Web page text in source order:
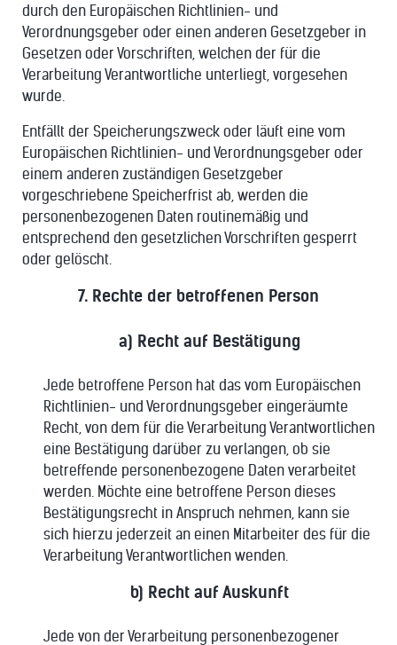
durch den Europäischen Richtlinien- und
Verordnungsgeber oder einen anderen Gesetzgeber in
Gesetzen oder Vorschriften, welchen der für die
Verarbeitung Verantwortliche unterliegt, vorgesehen
wurde.
Entfällt der Speicherungszweck oder läuft eine vom
Europäischen Richtlinien- und Verordnungsgeber oder
einem anderen zuständigen Gesetzgeber
vorgeschriebene Speicherfrist ab, werden die
personenbezogenen Daten routinemäßig und
entsprechend den gesetzlichen Vorschriften gesperrt
oder gelöscht.
7. Rechte der betroffenen Person
a) Recht auf Bestätigung
Jede betroffene Person hat das vom Europäischen
Richtlinien- und Verordnungsgeber eingeräumte
Recht, von dem für die Verarbeitung Verantwortlichen
eine Bestätigung darüber zu verlangen, ob sie
betreffende personenbezogene Daten verarbeitet
werden. Möchte eine betroffene Person dieses
Bestätigungsrecht in Anspruch nehmen, kann sie
sich hierzu jederzeit an einen Mitarbeiter des für die
Verarbeitung Verantwortlichen wenden.
b) Recht auf Auskunft
Jede von der Verarbeitung personenbezogener